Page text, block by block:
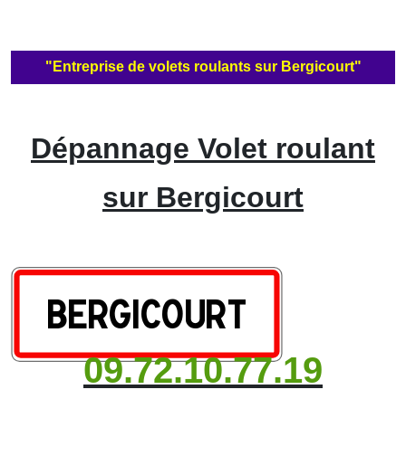
"Entreprise de volets roulants sur Bergicourt"
Dépannage Volet roulant
sur Bergicourt
09.72.10.77.19